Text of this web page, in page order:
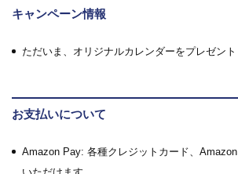
キャンペーン情報
ただいま、オリジナルカレンダーをプレゼント
お支払いについて
Amazon Pay: 各種クレジットカード、